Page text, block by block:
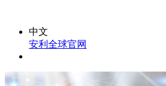
中文
安利全球官网